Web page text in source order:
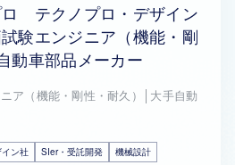
テクノプロ・デザイン
験エンジニア（機能・剛
動車部品メーカー
ア（機能・剛性・耐久）│大手自動
ン社 SIer・受託開発
機械設計